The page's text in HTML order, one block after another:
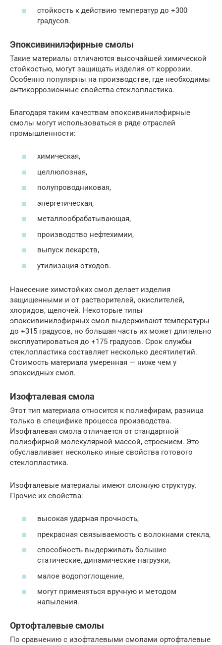
стойкость к действию температур до +300
градусов.
Эпоксивинилэфирные смолы
Такие материалы отличаются высочайшей химической
стойкостью, могут защищать изделия от коррозии.
Особенно популярны на производстве, где необходимы
антикоррозионные свойства стеклопластика.
Благодаря таким качествам эпоксивинилэфирные
смолы могут использоваться в ряде отраслей
промышленности:
химическая,
целлюлозная,
полупроводниковая,
энергетическая,
металлообрабатывающая,
производство нефтехимии,
выпуск лекарств,
утилизация отходов.
Нанесение химстойких смол делает изделия
защищенными и от растворителей, окислителей,
хлоридов, щелочей. Некоторые типы
эпоксивинилэфирных смол выдерживают температуры
до +315 градусов, но большая часть их может длительно
эксплуатироваться до +175 градусов. Срок службы
стеклопластика составляет несколько десятилетий.
Стоимость материала умеренная — ниже чем у
эпоксидных смол.
Изофталевая смола
Этот тип материала относится к полиэфирам, разница
только в специфике процесса производства.
Изофталевая смола отличается от стандартной
полиэфирной молекулярной массой, строением. Это
обуславливает несколько иные свойства готового
стеклопластика.
Изофталевые материалы имеют сложную структуру.
Прочие их свойства:
высокая ударная прочность,
прекрасная связываемость с волокнами стекла,
способность выдерживать большие
статические, динамические нагрузки,
малое водопоглощение,
могут применяться вручную и методом
напыления.
Ортофталевые смолы
По сравнению с изофталевыми смолами ортофталевые